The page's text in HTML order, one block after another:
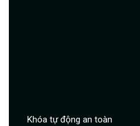
Khóa tự động an toàn